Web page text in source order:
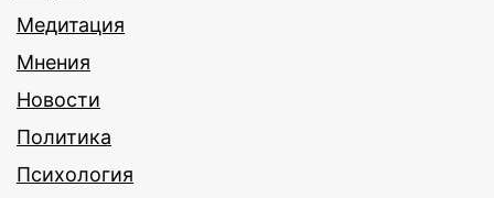
Медитация
Мнения
Новости
Политика
Психология